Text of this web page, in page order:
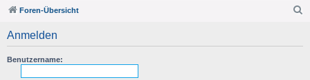
Foren-Übersicht
Anmelden
Benutzername: